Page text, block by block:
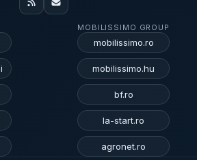
MOBILISSIMO GROUP
mobilissimo.ro
mobilissimo.hu
bf.ro
la-start.ro
agronet.ro